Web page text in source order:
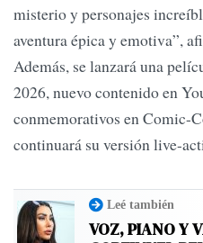
misterio y personajes
aventura épica y emotiva”,
Además, se lanzará una
2026, nuevo contenido en
conmemorativos en Comic-
continuará su versión live-
Leé también
VOZ, PIANO Y